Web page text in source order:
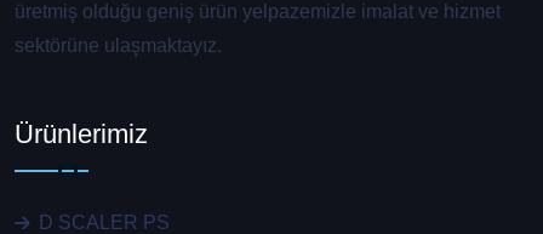
üretmiş olduğu geniş ürün yelpazemizle imalat ve hizmet
sektörüne ulaşmaktayız.
Ürünlerimiz
D SCALER PS